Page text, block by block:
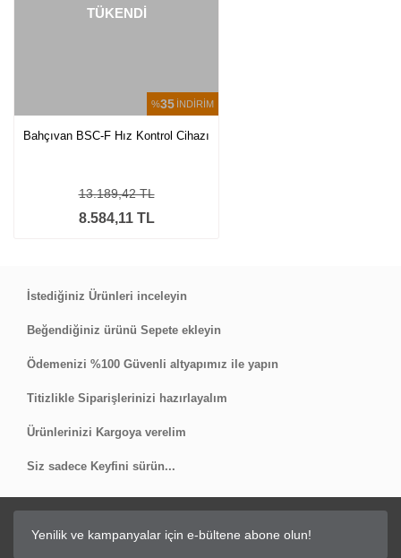
%35 İNDİRİM
TÜKENDİ
Bahçıvan BSC-F Hız Kontrol Cihazı
8.584,11 TL
13.189,42 TL
İstediğiniz Ürünleri inceleyin
Beğendiğiniz ürünü Sepete ekleyin
Ödemenizi %100 Güvenli altyapımız ile yapın
Titizlikle Siparişlerinizi hazırlayalım
Ürünlerinizi Kargoya verelim
Siz sadece Keyfini sürün...